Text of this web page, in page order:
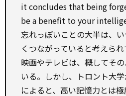
it concludes that being
be a benefit toyour
忘れっぽいことの大半は、
くつながっていると考えら
映画やテレビは、概してそ
いる。しかし、トロント大
によると、高い記憶力とは